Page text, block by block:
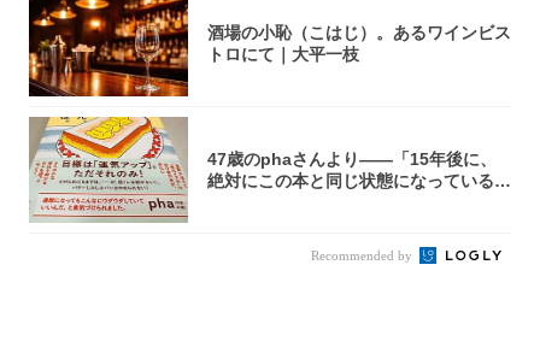
酒場の小恥（こはじ）。あるワインビス
トロにて｜大平一枝
47歳のphaさんより――「15年後に、
絶対にこの本と同じ状態になっている自
Recommended by